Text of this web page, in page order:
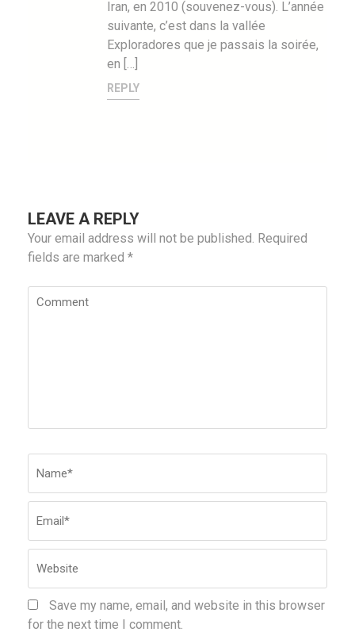
Iran, en 2010 (souvenez-vous). L’année
suivante, c’est dans la vallée
Exploradores que je passais la soirée,
en […]
REPLY
LEAVE A REPLY
Your email address will not be published. Required
fields are marked *
Comment
Save my name, email, and website in this browser
for the next time I comment.